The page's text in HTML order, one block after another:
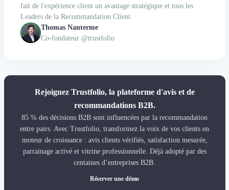
fait de l'expérience client un avantage stratégique et tous les
Leaders de la Recommandation Client.
Thomas Nanterme
Co-fondateur @trustfolio
Rejoignez Trustfolio, la plateforme d'avis et de
recommandations B2B.
85 % des décisions B2B sont influencées par la recommandation
entre pairs. Avec Trustfolio, transformez la voix de vos clients en
moteur de croissance : avis clients vérifiés, satisfaction mesurée,
parrainage activé et vitrine professionnelle. Déjà adopté par des
centaines d’entreprises B2B.
Réserver une démo